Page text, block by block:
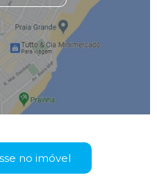
no imóvel